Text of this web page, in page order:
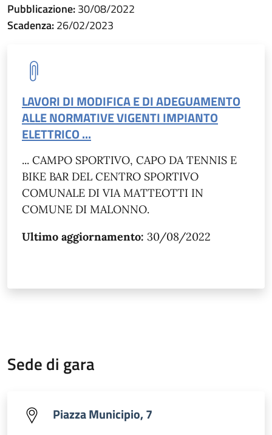
Pubblicazione:30/08/2022
Scadenza:26/02/2023
LAVORI DI MODIFICA E DI ADEGUAMENTO
ALLE NORMATIVE VIGENTI IMPIANTO
ELETTRICO ...
... CAMPO SPORTIVO, CAPO DA TENNIS E
BIKE BAR DEL CENTRO SPORTIVO
COMUNALE DI VIA MATTEOTTI IN
COMUNE DI MALONNO.
Ultimo aggiornamento: 30/08/2022
Sede di gara
Piazza Municipio, 7